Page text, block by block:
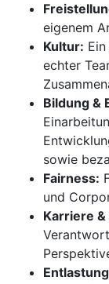
eigenem
Kultur:
echter
Bildung &
sowie
Fairness:
und
Karriere &